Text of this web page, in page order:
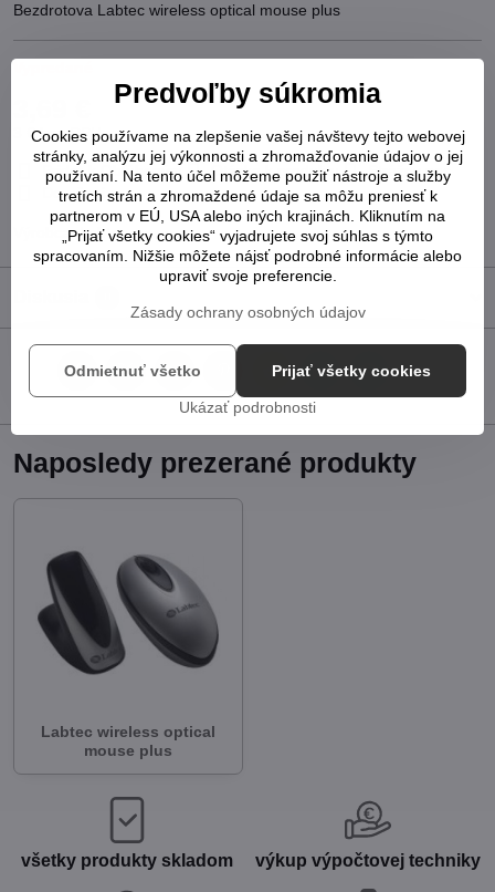
Bezdrotova Labtec wireless optical mouse plus
3 €bez DPH
Pridať k Obľúbeným Otázka k produktu
Strážny pes
Doručenia
Výrobca:Labtec
FacebookTwitterBluesky PinterestReddit LinkedInWhatsApp
E-
Naposledy prezerané produkty
Labtec wireless optical
mouse plus
všetky produkty skladom výkup výpočtovej techniky
Predvoľby súkromia
Cookies používame na zlepšenie vašej návštevy tejto webovej
stránky, analýzu jej výkonnosti a zhromažďovanie údajov o jej
používaní. Na tento účel môžeme použiť nástroje a služby
tretích strán a zhromaždené údaje sa môžu preniesť k
partnerom v EÚ, USA alebo iných krajinách. Kliknutím na
„Prijať všetky cookies“ vyjadrujete svoj súhlas s týmto
spracovaním. Nižšie môžete nájsť podrobné informácie alebo
upraviť svoje preferencie.
Zásady ochrany osobných údajov
Ukázať podrobnosti
Prijať všetky cookies
Odmietnuť všetko